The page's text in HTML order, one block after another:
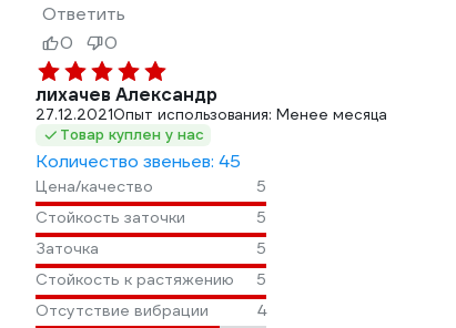
Ответить
0
0
лихачев Александр
27.12.2021Опыт использования: Менее месяца
Товар куплен у нас
Количество звеньев: 45
Цена/качество
5
Стойкость заточки
5
Заточка
5
Стойкость к растяжению
5
Отсутствие вибрации
4